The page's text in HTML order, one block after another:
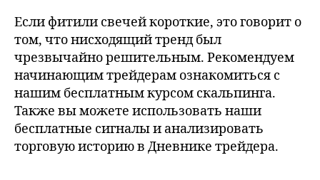
Если фитили свечей короткие, это говорит о
том, что нисходящий тренд был
чрезвычайно решительным. Рекомендуем
начинающим трейдерам ознакомиться с
нашим бесплатным курсом скальпинга.
Также вы можете использовать наши
бесплатные сигналы и анализировать
торговую историю в Дневнике трейдера.